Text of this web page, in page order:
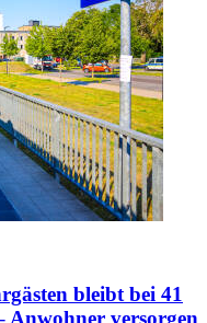
bleibt bei 41
Anwohner versorgen